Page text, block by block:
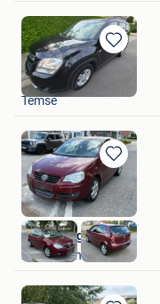
Bewaren
in
Bert
Temse
Bewaren
in
Mijn
Favorieten
Auto Village
Zwijndrecht